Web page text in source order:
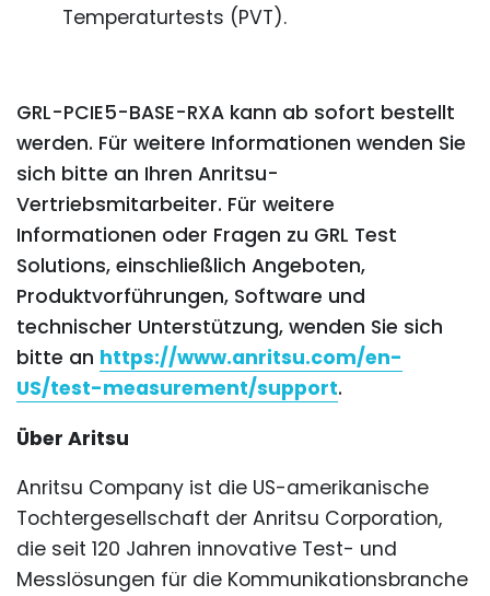
Temperaturtests (PVT).
GRL-PCIE5-BASE-RXA kann ab sofort bestellt
werden. Für weitere Informationen wenden Sie
sich bitte an Ihren Anritsu-
Vertriebsmitarbeiter. Für weitere
Informationen oder Fragen zu GRL Test
Solutions, einschließlich Angeboten,
Produktvorführungen, Software und
technischer Unterstützung, wenden Sie sich
bitte an https://www.anritsu.com/en-
US/test-measurement/support.
Über Aritsu
Anritsu Company ist die US-amerikanische
Tochtergesellschaft der Anritsu Corporation,
die seit 120 Jahren innovative Test- und
Messlösungen für die Kommunikationsbranche